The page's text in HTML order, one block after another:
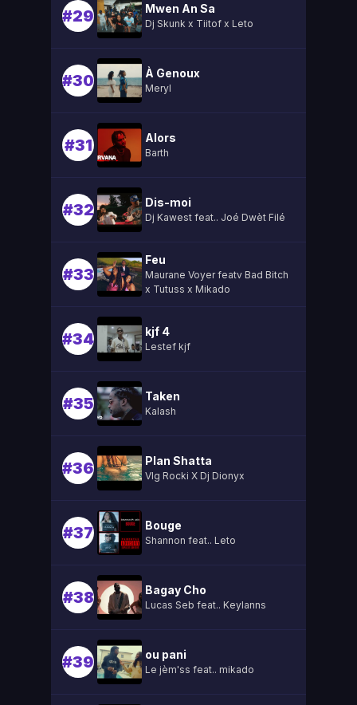
#29 Mwen An Sa
Dj Skunk x Tiitof x Leto
#30 À Genoux
Meryl
#31 Alors
Barth
#32 Dis-moi
Dj Kawest feat.. Joé Dwèt Filé
#33
Feu
Maurane Voyer featv Bad Bitch
x Tutuss x Mikado
#34 kjf 4
Lestef kjf
#35 Taken
Kalash
#36 Plan Shatta
Vlg Rocki X Dj Dionyx
#37 Bouge
Shannon feat.. Leto
#38 Bagay Cho
Lucas Seb feat.. Keylanns
#39 ou pani
Le jèm'ss feat.. mikado